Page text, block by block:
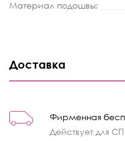
Материал подошвы:
Доставка
Фирменная
Действует для